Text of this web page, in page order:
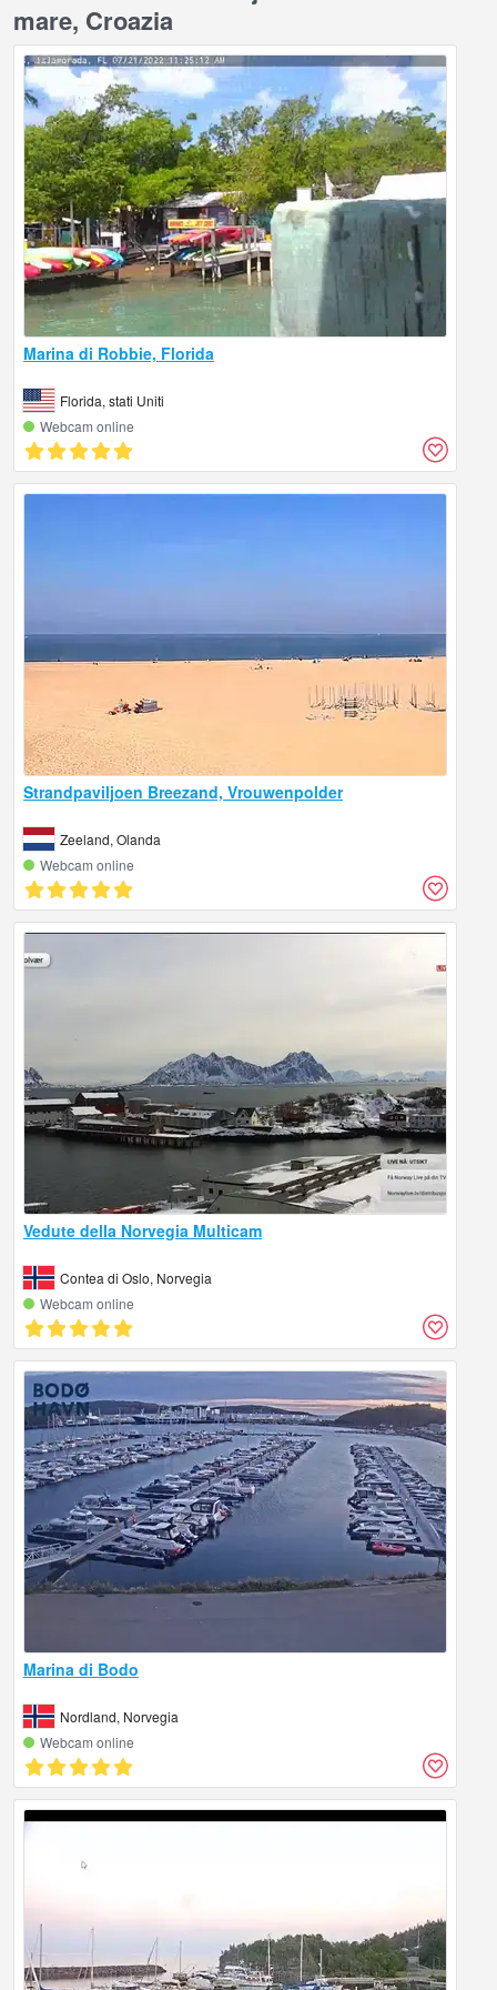
mare, Croazia
Marina di Robbie, Florida
Florida, stati Uniti
Webcam online
Strandpaviljoen Breezand, Vrouwenpolder
Zeeland, Olanda
Webcam online
Vedute della Norvegia Multicam
Contea di Oslo, Norvegia
Webcam online
Marina di Bodo
Nordland, Norvegia
Webcam online